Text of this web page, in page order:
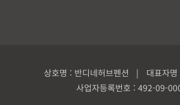
상호명 : 반디네허브펜션 | 대표자
사업자등록번호 : 492-09-